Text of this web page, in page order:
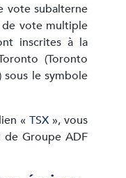
vote subalterne
vote multiple
inscrites à la
(Toronto
sous le symbole
«TSX», vous
Groupe ADF